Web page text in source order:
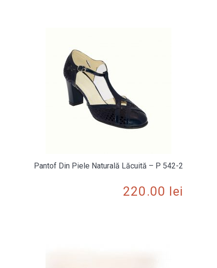
Pantof Din Piele Naturală Lăcuită – P 542-2
220.00 lei